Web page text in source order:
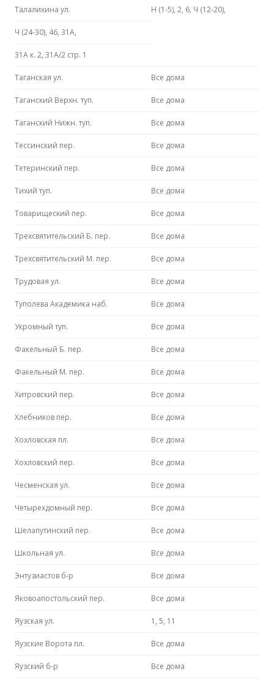
Талалихина ул. Н (1-5), 2, 6, Ч (12-20),
Ч (24-30), 46, 31А,
31А к. 2, 31А/2 стр. 1
Таганская ул. Все дома
Таганский Верхн. туп. Все дома
Таганский Нижн. туп. Все дома
Тессинский пер. Все дома
Тетеринский пер. Все дома
Тихий туп. Все дома
Товарищеский пер. Все дома
Трехсвятительский Б. пер. Все дома
Трехсвятительский М. пер. Все дома
Трудовая ул. Все дома
Туполева Академика наб. Все дома
Укромный туп. Все дома
Факельный Б. пер. Все дома
Факельный М. пер. Все дома
Хитровский пер. Все дома
Хлебников пер. Все дома
Хохловская пл. Все дома
Хохловский пер. Все дома
Чесменская ул. Все дома
Четырехдомный пер. Все дома
Шелапутинский пер. Все дома
Школьная ул. Все дома
Энтузиастов б-р Все дома
Яковоапостольский пер. Все дома
Яузская ул. 1, 5, 11
Яузские Ворота пл. Все дома
Яузский б-р Все дома